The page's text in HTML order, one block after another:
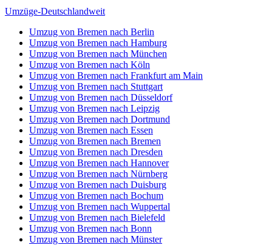
Umzüge-Deutschlandweit
Umzug von Bremen nach Berlin
Umzug von Bremen nach Hamburg
Umzug von Bremen nach München
Umzug von Bremen nach Köln
Umzug von Bremen nach Frankfurt am Main
Umzug von Bremen nach Stuttgart
Umzug von Bremen nach Düsseldorf
Umzug von Bremen nach Leipzig
Umzug von Bremen nach Dortmund
Umzug von Bremen nach Essen
Umzug von Bremen nach Bremen
Umzug von Bremen nach Dresden
Umzug von Bremen nach Hannover
Umzug von Bremen nach Nürnberg
Umzug von Bremen nach Duisburg
Umzug von Bremen nach Bochum
Umzug von Bremen nach Wuppertal
Umzug von Bremen nach Bielefeld
Umzug von Bremen nach Bonn
Umzug von Bremen nach Münster